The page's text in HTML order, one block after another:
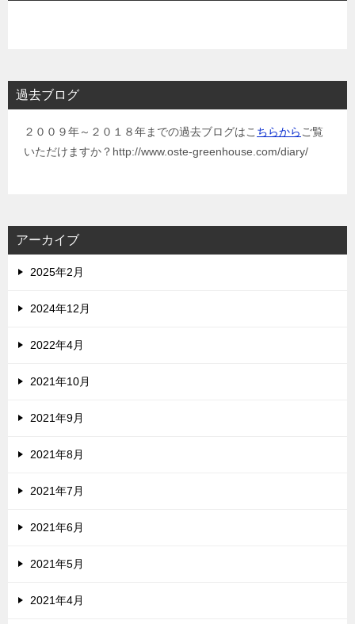
過去ブログ
２００９年～２０１８年までの過去ブログはこ ちらから ご覧
いただけますか？http://www.oste-greenhouse.com/diary/
アーカイブ
2025年2月
2024年12月
2022年4月
2021年10月
2021年9月
2021年8月
2021年7月
2021年6月
2021年5月
2021年4月